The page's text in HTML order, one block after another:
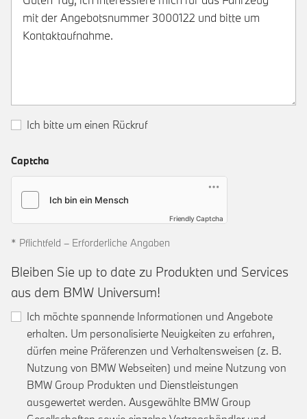
Ich bitte um einen Rückruf
Captcha
Friendly Captcha
* Pflichtfeld – Erforderliche Angaben
Bleiben Sie up to date zu Produkten und Services
aus dem BMW Universum!
Ich möchte spannende Informationen und Angebote
erhalten. Um personalisierte Neuigkeiten zu erfahren,
dürfen meine Präferenzen und Verhaltensweisen (z. B.
Nutzung von BMW Webseiten) und meine Nutzung von
BMW Group Produkten und Dienstleistungen
ausgewertet werden. Ausgewählte BMW Group